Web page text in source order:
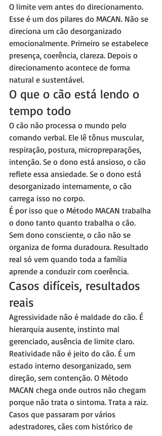
O limite vem antes do direcionamento.
Esse é um dos pilares do MACAN. Não se
direciona um cão desorganizado
emocionalmente. Primeiro se estabelece
presença, coerência, clareza. Depois o
direcionamento acontece de forma
natural e sustentável.
O que o cão está lendo o
tempo todo
O cão não processa o mundo pelo
comando verbal. Ele lê tônus muscular,
respiração, postura, micropreparações,
intenção. Se o dono está ansioso, o cão
reflete essa ansiedade. Se o dono está
desorganizado internamente, o cão
carrega isso no corpo.
É por isso que o Método MACAN trabalha
o dono tanto quanto trabalha o cão.
Sem dono consciente, o cão não se
organiza de forma duradoura. Resultado
real só vem quando toda a família
aprende a conduzir com coerência.
Casos difíceis, resultados
reais
Agressividade não é maldade do cão. É
hierarquia ausente, instinto mal
gerenciado, ausência de limite claro.
Reatividade não é jeito do cão. É um
estado interno desorganizado, sem
direção, sem contenção. O Método
MACAN chega onde outros não chegam
porque não trata o sintoma. Trata a raiz.
Casos que passaram por vários
adestradores, cães com histórico de